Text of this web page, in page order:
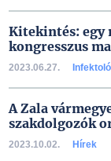
Kitekintés:
kongresszus
2023.06.27.
A Zala
szakdolgozók
2023.10.02. Hírek